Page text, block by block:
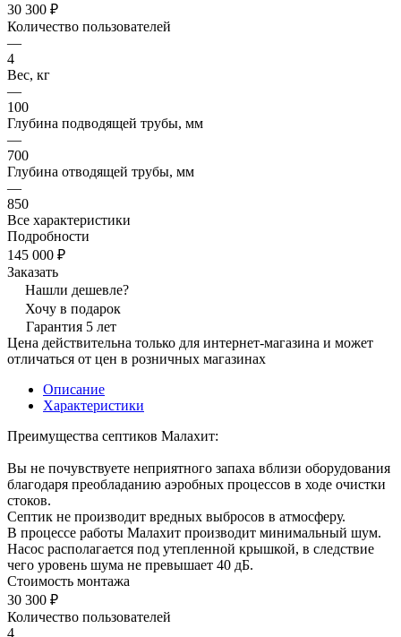
30 300 ₽
Количество пользователей
—
4
Вес, кг
—
100
Глубина подводящей трубы, мм
—
700
Глубина отводящей трубы, мм
—
850
Все характеристики
Подробности
145 000 ₽
Заказать
Нашли дешевле?
Хочу в подарок
Гарантия 5 лет
Цена действительна только для интернет-магазина и может
отличаться от цен в розничных магазинах
Описание
Характеристики
Преимущества септиков Малахит:
Вы не почувствуете неприятного запаха вблизи оборудования
благодаря преобладанию аэробных процессов в ходе очистки
стоков.
Септик не производит вредных выбросов в атмосферу.
В процессе работы Малахит производит минимальный шум.
Насос располагается под утепленной крышкой, в следствие
чего уровень шума не превышает 40 дБ.
Стоимость монтажа
30 300 ₽
Количество пользователей
4